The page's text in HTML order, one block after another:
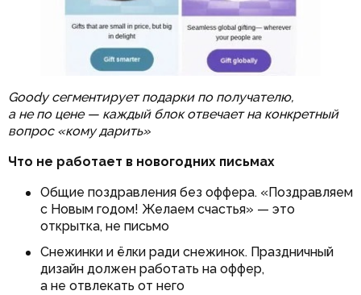
Goody сегментирует подарки по получателю,
а не по цене — каждый блок отвечает на конкретный
вопрос «кому дарить»
Что не работает в новогодних письмах
Общие поздравления без оффера. «Поздравляем
с Новым годом! Желаем счастья» — это
открытка, не письмо
Снежинки и ёлки ради снежинок. Праздничный
дизайн должен работать на оффер,
а не отвлекать от него